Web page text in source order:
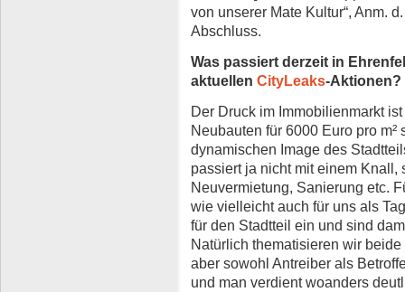
von unserer Mate Kultur“, Anm.
Abschluss.
Was passiert derzeit in
aktuellen CityLeaks-Aktionen?
Der Druck im Immobilienmarkt
Neubauten für 6000 Euro pro
dynamischen Image des
passiert ja nicht mit einem
Neuvermietung, Sanierung etc.
wie vielleicht auch für uns als
für den Stadtteil ein und sind
Natürlich thematisieren wir
aber sowohl Antreiber als
und man verdient woanders